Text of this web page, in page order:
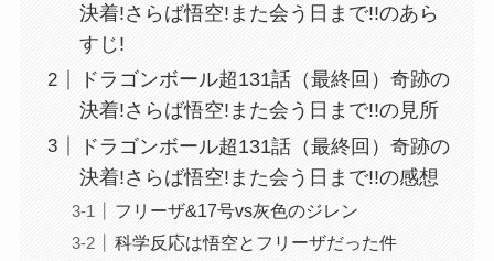
決着!さらば悟空!また会う日まで!!のあら
すじ!
ドラゴンボール超131話（最終回）奇跡の
決着!さらば悟空!また会う日まで!!の見所
ドラゴンボール超131話（最終回）奇跡の
決着!さらば悟空!また会う日まで!!の感想
フリーザ&17号vs灰色のジレン
科学反応は悟空とフリーザだった件